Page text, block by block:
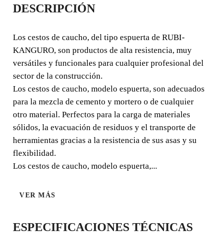
ESPUERTA
TRENZADA Nº. 2 (11
L.)
Los cestos de caucho, del tipo espuerta de RUBI-
KANGURO, son productos de alta resistencia, muy
versátiles y funcionales para cualquier profesional del
sector de la construcción. Los cestos de caucho, modelo
espuerta, son adecuados para la mezcla de cemento y
mortero o de cualquier otro material. Perfectos para la
carga de materiales sólidos, la evacuación de residuos y
el transporte de herramientas gracias a la resistencia de
DESCRIPCIÓN
Los cestos de caucho, del tipo espuerta de RUBI-
KANGURO, son productos de alta resistencia, muy
versátiles y funcionales para cualquier profesional del
sector de la construcción.
Los cestos de caucho, modelo espuerta, son adecuados
para la mezcla de cemento y mortero o de cualquier
otro material. Perfectos para la carga de materiales
sólidos, la evacuación de residuos y el transporte de
herramientas gracias a la resistencia de sus asas y su
flexibilidad.
Los cestos de caucho, modelo espuerta,...
VER MÁS
ESPECIFICACIONES TÉCNICAS